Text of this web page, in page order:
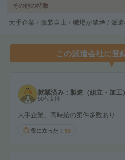
その他の特徴
大手企業 / 服装自由 / 職場が禁煙 / 派
この派遣会社に登
就業済み：製造（組立・加工）
50代女性
大手企業、高時給の案件多数あり
役に立った！ 53